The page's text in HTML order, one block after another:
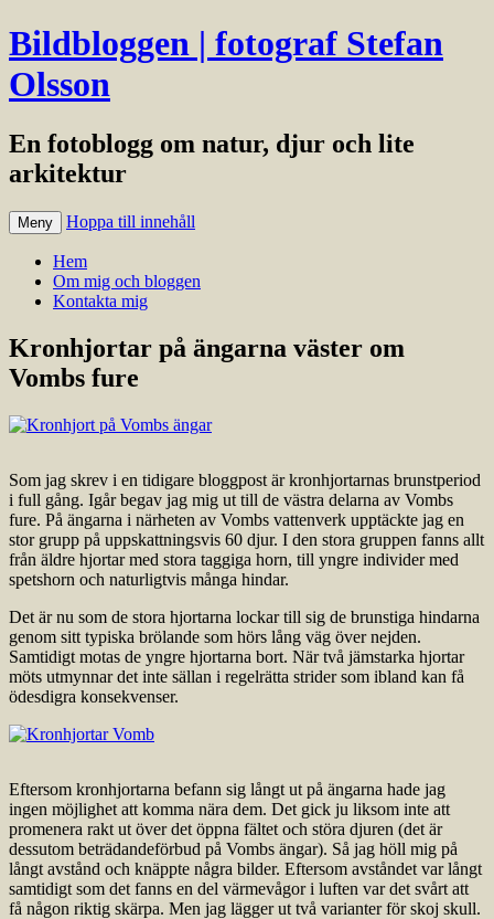
Bildbloggen | fotograf Stefan
Olsson
En fotoblogg om natur, djur och lite
arkitektur
Meny Hoppa till innehåll
Hem
Om mig och bloggen
Kontakta mig
Kronhjortar på ängarna väster om
Vombs fure
Som jag skrev i en tidigare bloggpost är kronhjortarnas brunstperiod
i full gång. Igår begav jag mig ut till de västra delarna av Vombs
fure. På ängarna i närheten av Vombs vattenverk upptäckte jag en
stor grupp på uppskattningsvis 60 djur. I den stora gruppen fanns allt
från äldre hjortar med stora taggiga horn, till yngre individer med
spetshorn och naturligtvis många hindar.
Det är nu som de stora hjortarna lockar till sig de brunstiga hindarna
genom sitt typiska brölande som hörs lång väg över nejden.
Samtidigt motas de yngre hjortarna bort. När två jämstarka hjortar
möts utmynnar det inte sällan i regelrätta strider som ibland kan få
ödesdigra konsekvenser.
Eftersom kronhjortarna befann sig långt ut på ängarna hade jag
ingen möjlighet att komma nära dem. Det gick ju liksom inte att
promenera rakt ut över det öppna fältet och störa djuren (det är
dessutom beträdandeförbud på Vombs ängar). Så jag höll mig på
långt avstånd och knäppte några bilder. Eftersom avståndet var långt
samtidigt som det fanns en del värmevågor i luften var det svårt att
få någon riktig skärpa. Men jag lägger ut två varianter för skoj skull.